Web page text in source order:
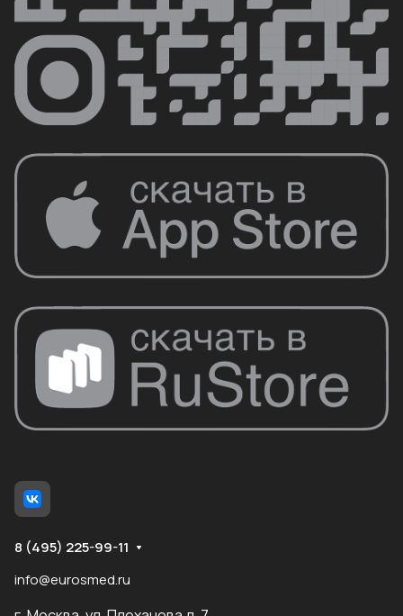
8 (495) 225-99-11
info@eurosmed.ru